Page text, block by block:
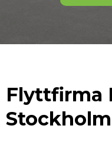
Flyttfirma
Stockholm